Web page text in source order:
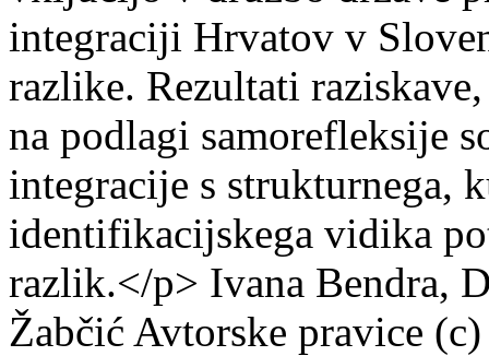
integraciji Hrvatov v
razlike. Rezultati
na podlagi samorefleksije
integracije s strukturnega,
identifikacijskega vidika
razlik.</p> Ivana Bendra,
Žabčić Avtorske pravice